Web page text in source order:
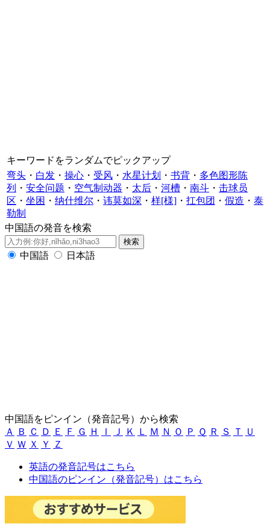
キーワードをランダムでピックアップ
弯头 ・ 白发 ・ 操心 ・ 受风 ・ 水星计划 ・ 书背 ・ 多色图形陈
列
・ 安全问题 ・ 空气制动器 ・ 太后 ・ 河槽 ・ 南斗 ・ 击球员
区 ・ 坐困 ・ 纳什维尔 ・ 讳莫如深 ・ 样[様] ・ 扛包团 ・ 假造 ・ 泰
勒制
中国語の発音を検索
中国語 日本語
中国語をピンイン（発音記号）から検索
Ａ
Ｂ Ｃ Ｄ Ｅ Ｆ Ｇ Ｈ Ｉ Ｊ Ｋ Ｌ Ｍ Ｎ Ｏ Ｐ Ｑ Ｒ Ｓ Ｔ
Ｕ
Ｖ Ｗ Ｘ Ｙ Ｚ
英語の発音記号はこちら
中国語のピンイン（発音記号）はこちら